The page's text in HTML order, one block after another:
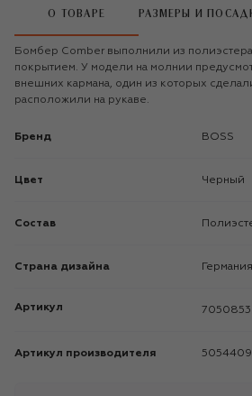
О ТОВАРЕ РАЗМЕРЫ И
Бомбер Comber выполнили из
покрытием. У модели на молнии
внешних кармана, один из которых
расположили на рукаве.
Бренд BOSS
Цвет Черный
Состав
Страна дизайна Германия
Артикул 7050853
Артикул производителя